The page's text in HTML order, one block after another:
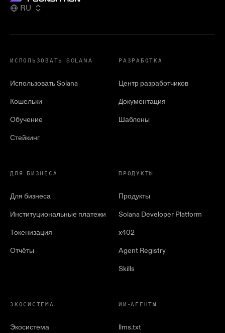
RU
ИСПОЛЬЗОВАТЬ SOLANA
Использовать Solana
Кошельки
Обучение
Стейкинг
РАЗРАБОТКА
Центр разработчиков
Документация
Шаблоны
ДЛЯ БИЗНЕСА
Для бизнеса
Институциональные платежи
Токенизация
Отчёты
ПРОДУКТЫ
Продукты
Solana Developer Platform
x402
Agent Registry
Skills
ЭКОСИСТЕМА
Экосистема
ИИ-АГЕНТЫ
llms.txt